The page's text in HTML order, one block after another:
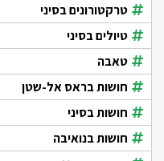
טרקטורונים בסיני
טיולים בסיני
טאבה
חושות בראס אל-שטן
חושות בסיני
חושות בנואיבה